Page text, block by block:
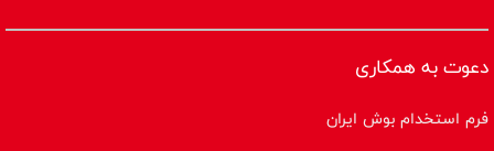
دعوت به همکاری
فرم استخدام بوش ایران